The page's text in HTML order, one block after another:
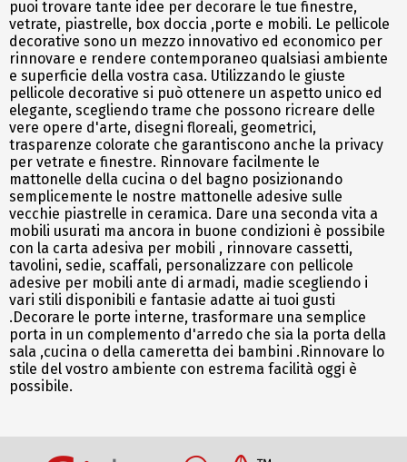
puoi trovare tante idee per decorare le tue finestre,
vetrate, piastrelle, box doccia ,porte e mobili. Le pellicole
decorative sono un mezzo innovativo ed economico per
rinnovare e rendere contemporaneo qualsiasi ambiente
e superficie della vostra casa. Utilizzando le giuste
pellicole decorative si può ottenere un aspetto unico ed
elegante, scegliendo trame che possono ricreare delle
vere opere d'arte, disegni floreali, geometrici,
trasparenze colorate che garantiscono anche la privacy
per vetrate e finestre. Rinnovare facilmente le
mattonelle della cucina o del bagno posizionando
semplicemente le nostre mattonelle adesive sulle
vecchie piastrelle in ceramica. Dare una seconda vita a
mobili usurati ma ancora in buone condizioni è possibile
con la carta adesiva per mobili , rinnovare cassetti,
tavolini, sedie, scaffali, personalizzare con pellicole
adesive per mobili ante di armadi, madie scegliendo i
vari stili disponibili e fantasie adatte ai tuoi gusti
.Decorare le porte interne, trasformare una semplice
porta in un complemento d'arredo che sia la porta della
sala ,cucina o della cameretta dei bambini .Rinnovare lo
stile del vostro ambiente con estrema facilità oggi è
possibile.